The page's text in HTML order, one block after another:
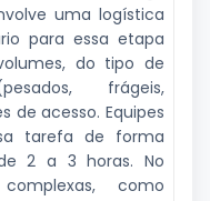
uma logística
para essa etapa
do tipo de
frágeis,
de acesso. Equipes
tarefa de forma
2 a 3 horas. No
como